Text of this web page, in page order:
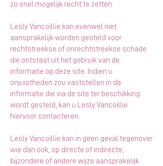
zo snel mogelijk recht te zetten.
Lesly Vancoillie kan evenwel niet
aansprakelijk worden gesteld voor
rechtstreekse of onrechtstreekse schade
die ontstaat uit het gebruik van de
informatie op deze site. Indien u
onjuistheden zou vaststellen in de
informatie die via de site ter beschikking
wordt gesteld, kan u Lesly Vancoillie
hiervoor contacteren.
Lesly Vancoillie kan in geen geval tegenover
wie dan ook, op directe of indirecte,
bijzondere of andere wijze aansprakelijk